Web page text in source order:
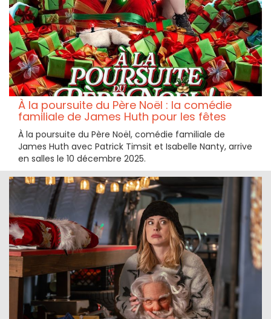
À la poursuite du Père Noël : la comédie
familiale de James Huth pour les fêtes
À la poursuite du Père Noël, comédie familiale de
James Huth avec Patrick Timsit et Isabelle Nanty, arrive
en salles le 10 décembre 2025.